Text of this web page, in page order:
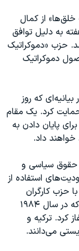
از کمال
به دلیل توافق
حزب «دموکراتیک
دموکراتیک
که روز
حمایت کرد. یک مقام
پایان دادن به
خواهند داد.
حقوق سیاسی و
استفاده از
حزب کارگران
کردستان (پ‌ک‌ک) نظارت کرد؛ گروهی که در سال ۱۹۸۴
کرد. ترکیه و
می‌دانند.